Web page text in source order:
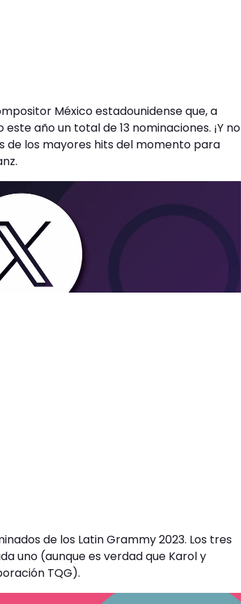
México estadounidense que, a
año un total de 13 nominaciones. ¡Y no
de los mayores hits del momento para
de los Latin Grammy 2023. Los tres
uno (aunque es verdad que Karol y
TQG).